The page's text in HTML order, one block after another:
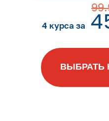
ВЫБРАТЬ
4 курса за